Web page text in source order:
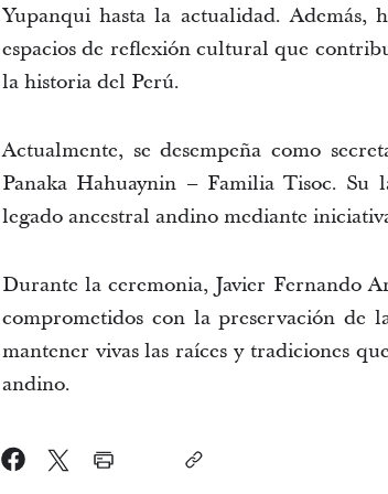
Yupanqui hasta la actualidad. Además,
espacios de reflexión cultural que
la historia del Perú.
Actualmente, se desempeña como
Panaka Hahuaynin – Familia Tisoc.
legado ancestral andino mediante
Durante la ceremonia, Javier Fernando
comprometidos con la preservación de
mantener vivas las raíces y tradiciones
andino.